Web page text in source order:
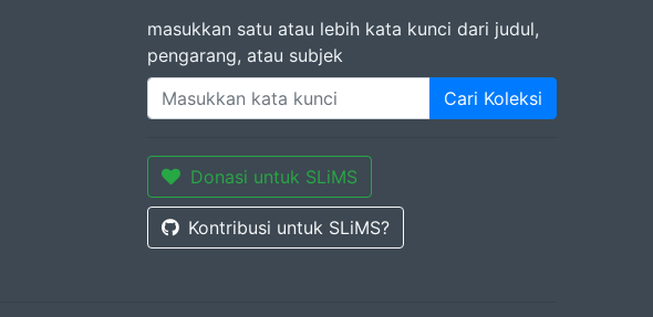
masukkan satu atau lebih kata kunci dari judul,
pengarang, atau subjek
Cari Koleksi
Donasi untuk SLiMS
Kontribusi untuk SLiMS?